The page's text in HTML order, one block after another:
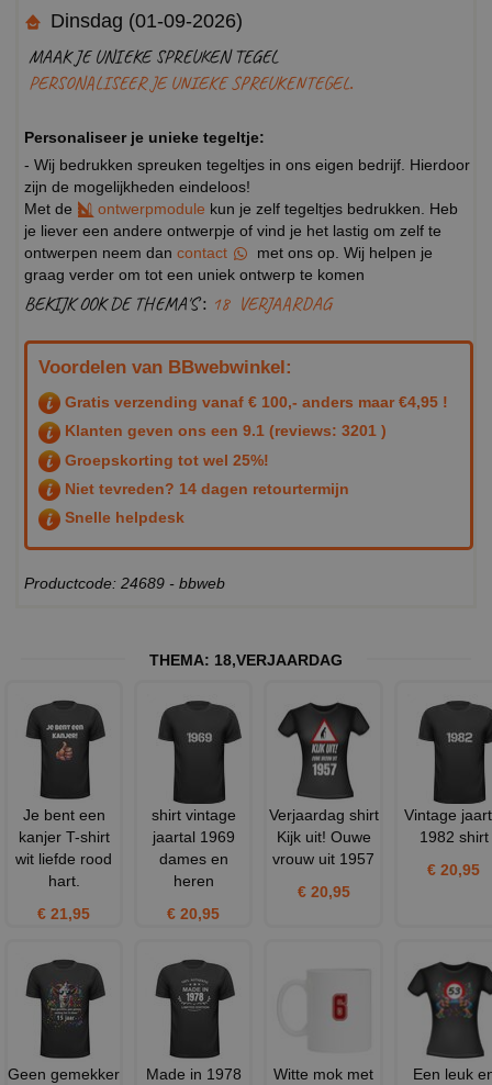
Dinsdag (01-09-2026)
MAAK JE UNIEKE SPREUKEN TEGEL
PERSONALISEER JE UNIEKE SPREUKENTEGEL.
Personaliseer je unieke tegeltje:
- Wij bedrukken spreuken tegeltjes in ons eigen bedrijf. Hierdoor
zijn de mogelijkheden eindeloos!
Met de
ontwerpmodule kun je zelf tegeltjes bedrukken. Heb
je liever een andere ontwerpje of vind je het lastig om zelf te
ontwerpen neem dan contact
met ons op. Wij helpen je
graag verder om tot een uniek ontwerp te komen
BEKIJK OOK DE THEMA'S : 18 VERJAARDAG
Voordelen van BBwebwinkel:
Gratis verzending vanaf € 100,- anders maar €4,95 !
Klanten geven ons een 9.1 (reviews: 3201 )
Groepskorting tot wel 25%!
Niet tevreden? 14 dagen retourtermijn
Snelle helpdesk
Productcode: 24689 - bbweb
THEMA: 18,VERJAARDAG
Je bent een
kanjer T-shirt
wit liefde rood
hart.
€ 21,95
shirt vintage
jaartal 1969
dames en
heren
€ 20,95
Verjaardag shirt
Kijk uit! Ouwe
vrouw uit 1957
€ 20,95
Vintage
1982 shirt
€ 20,95
Geen gemekker
Made in 1978
Witte mok met
Een leuk